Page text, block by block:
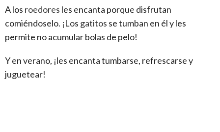
A los roedores les encanta porque disfrutan
comiéndoselo. ¡Los gatitos se tumban en él y les
permite no acumular bolas de pelo!
Y en verano, ¡les encanta tumbarse, refrescarse y
juguetear!